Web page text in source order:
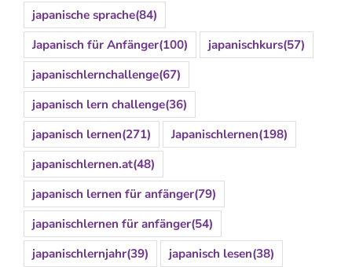
japanische sprache(84)
Japanisch für Anfänger(100) japanischkurs(57)
japanischlernchallenge(67)
japanisch lern challenge(36)
japanisch lernen(271) Japanischlernen(198)
japanischlernen.at(48)
japanisch lernen für anfänger(79)
japanischlernen für anfänger(54)
japanischlernjahr(39) japanisch lesen(38)